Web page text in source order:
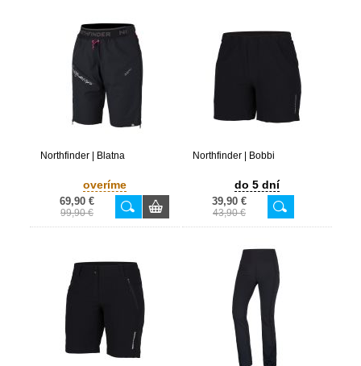
Northfinder | Blatna
overíme
69,90 €
99,90 €
Northfinder | Bobbi
do 5 dní
39,90 €
43,90 €